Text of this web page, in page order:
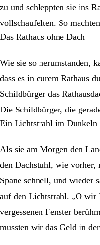
zu und schleppten sie ins
vollschaufelten. So
Das Rathaus ohne Dach
Wie sie so herumstanden,
dass es in eurem Rathaus
Schildbürger das
Die Schildbürger, die
Ein Lichtstrahl im Dunkeln
Als sie am Morgen den
den Dachstuhl, wie vorher,
Späne schnell, und wieder
auf den Lichtstrahl. „O wir
vergessenen Fenster
mussten wir das Geld in